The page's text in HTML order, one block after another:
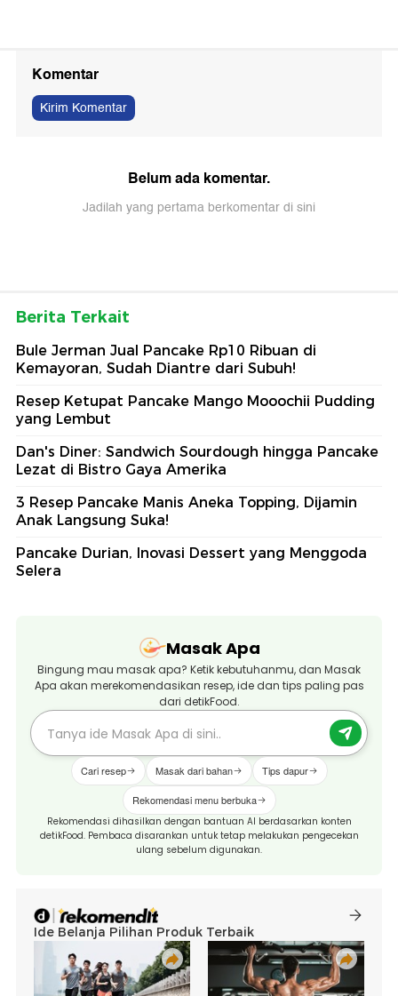
Komentar
Kirim Komentar
Belum ada komentar.
Jadilah yang pertama berkomentar di sini
Berita Terkait
Bule Jerman Jual Pancake Rp10 Ribuan di
Kemayoran, Sudah Diantre dari Subuh!
Resep Ketupat Pancake Mango Mooochii Pudding
yang Lembut
Dan's Diner: Sandwich Sourdough hingga Pancake
Lezat di Bistro Gaya Amerika
3 Resep Pancake Manis Aneka Topping, Dijamin
Anak Langsung Suka!
Pancake Durian, Inovasi Dessert yang Menggoda
Selera
Masak Apa
Bingung mau masak apa? Ketik kebutuhanmu, dan Masak
Apa akan merekomendasikan resep, ide dan tips paling pas
dari detikFood.
Cari resep Masak dari bahan Tips dapur
Rekomendasi menu berbuka
Rekomendasi dihasilkan dengan bantuan AI berdasarkan konten
detikFood. Pembaca disarankan untuk tetap melakukan pengecekan
ulang sebelum digunakan.